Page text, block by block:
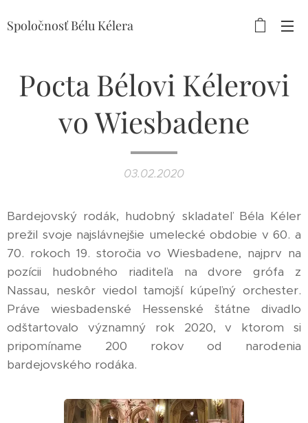
Spoločnosť Bélu Kélera
Pocta Bélovi Kélerovi
vo Wiesbadene
03.02.2020
Bardejovský rodák, hudobný skladateľ Béla Kéler
prežil svoje najslávnejšie umelecké obdobie v 60. a
70. rokoch 19. storočia vo Wiesbadene, najprv na
pozícii hudobného riaditeľa na dvore grófa z
Nassau, neskôr viedol tamojší kúpeľný orchester.
Práve wiesbadenské Hessenské štátne divadlo
odštartovalo významný rok 2020, v ktorom si
pripomíname 200 rokov od narodenia
bardejovského rodáka.